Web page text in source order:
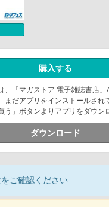
購入する
、「マガストア 電子雑誌書店
まだアプリをインストールされ
う」ボタンよりアプリをダウン
ダウンロード
ご確認ください